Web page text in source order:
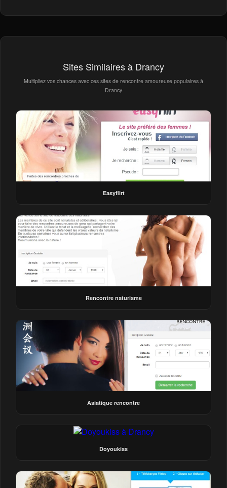
Sites Similaires à Drancy
Multipliez vos chances avec ces sites de rencontre amoureuse populaires à
Drancy
Easyflirt
Rencontre naturisme
Asiatique rencontre
Doyoukiss